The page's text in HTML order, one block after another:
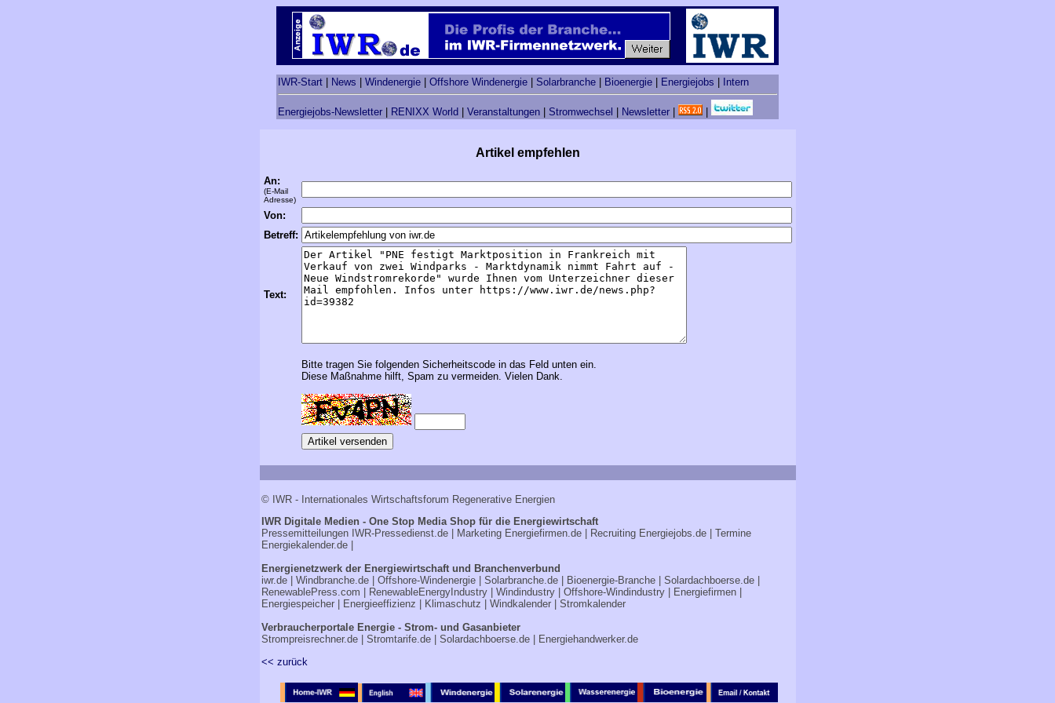
IWR-Start News Windenergie Offshore Windenergie Solarbranche Bioenergie Energiejobs Intern
Energiejobs-Newsletter RENIXX World Veranstaltungen Stromwechsel Newsletter
Artikel empfehlen
An:
(E-Mail
Adresse)
Von:
Betreff:
Text:
Bitte tragen Sie folgenden Sicherheitscode in das Feld unten ein.
Diese Maßnahme hilft, Spam zu vermeiden. Vielen Dank.
© IWR - Internationales Wirtschaftsforum Regenerative Energien
IWR Digitale Medien - One Stop Media Shop für die Energiewirtschaft
Pressemitteilungen IWR-Pressedienst.de| Marketing Energiefirmen.de| Recruiting Energiejobs.de| Termine
Energiekalender.de|
Energienetzwerk der Energiewirtschaft und Branchenverbund
iwr.de| Windbranche.de| Offshore-Windenergie| Solarbranche.de| Bioenergie-Branche| Solardachboerse.de|
RenewablePress.com
RenewableEnergyIndustry| Windindustry| Offshore-Windindustry | Energiefirmen|
Energiespeicher| Energieeffizienz Klimaschutz Windkalender| Stromkalender
Verbraucherportale Energie - Strom- und Gasanbieter
Strompreisrechner.de| Stromtarife.de| Solardachboerse.de|
Energiehandwerker.de
<< zurück